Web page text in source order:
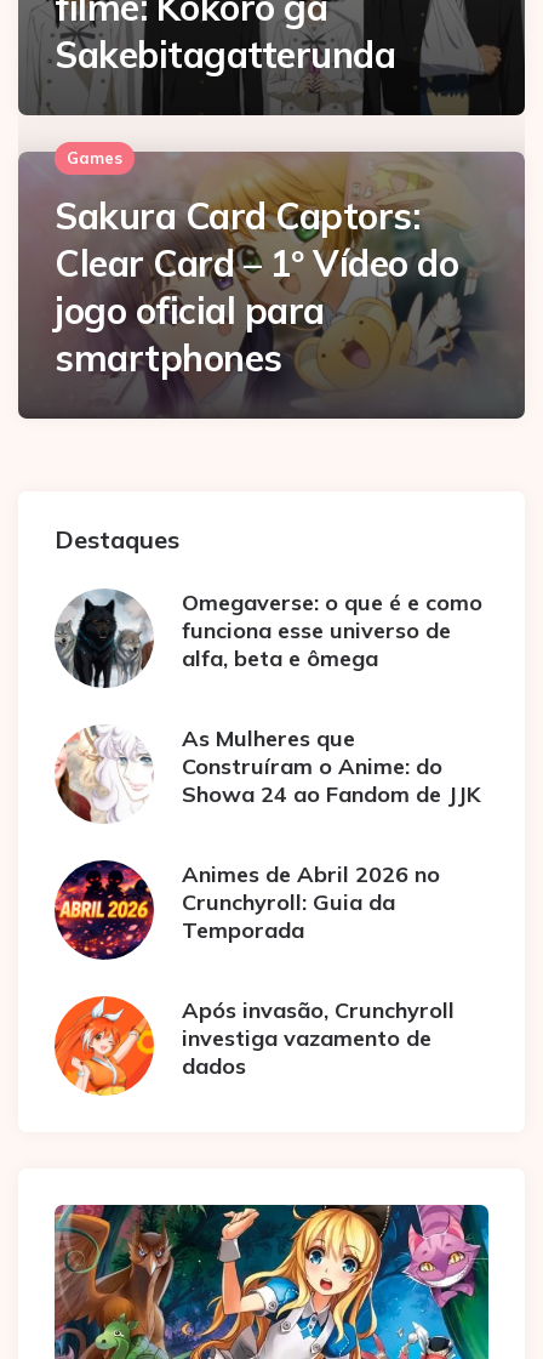
Sakebitagatterunda
Games
Sakura Card Captors:
Clear Card – 1º Vídeo do
jogo oficial para
smartphones
Destaques
Omegaverse: o que é e como
funciona esse universo de
alfa, beta e ômega
As Mulheres que
Construíram o Anime: do
Showa 24 ao Fandom de JJK
Animes de Abril 2026 no
Crunchyroll: Guia da
Temporada
Após invasão, Crunchyroll
investiga vazamento de
dados